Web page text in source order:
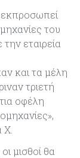
του
εταιρεία
και τα μέλη
τριετή
οφέλη
μισθοί θα